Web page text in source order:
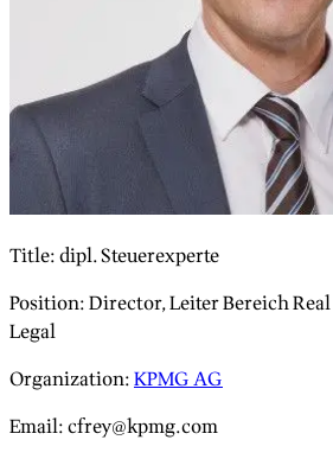
Title:dipl. Steuerexperte
Position:Director, Leiter Bereich Real
Legal
Organization:KPMG AG
Email:cfrey@kpmg.com